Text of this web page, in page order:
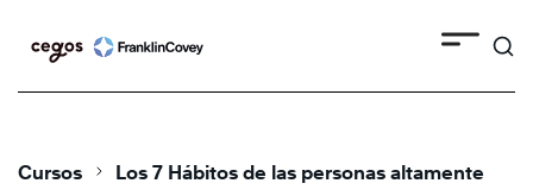
Cursos
Los 7 Hábitos de las personas altamente